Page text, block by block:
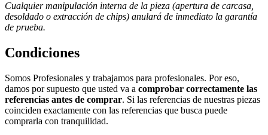
Cualquier manipulación interna de la pieza (apertura de carcasa,
desoldado o extracción de chips) anulará de inmediato la garantía
de prueba.
Condiciones
Somos Profesionales y trabajamos para profesionales. Por eso,
damos por supuesto que usted va a comprobar correctamente las
referencias antes de comprar. Si las referencias de nuestras piezas
coinciden exactamente con las referencias que busca puede
comprarla con tranquilidad.